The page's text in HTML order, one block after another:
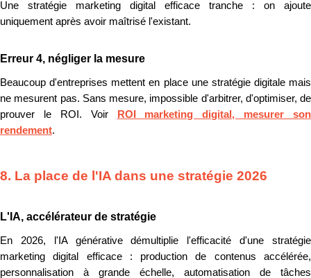
Une stratégie marketing digital efficace tranche : on ajoute
uniquement après avoir maîtrisé l'existant.
Erreur 4, négliger la mesure
Beaucoup d'entreprises mettent en place une stratégie digitale mais
ne mesurent pas. Sans mesure, impossible d'arbitrer, d'optimiser, de
prouver le ROI. Voir
ROI marketing digital, mesurer son
rendement.
8. La place de l'IA dans une stratégie 2026
L'IA, accélérateur de stratégie
En 2026, l'IA générative démultiplie l'efficacité d'une stratégie
marketing digital efficace : production de contenus accélérée,
personnalisation à grande échelle, automatisation de tâches